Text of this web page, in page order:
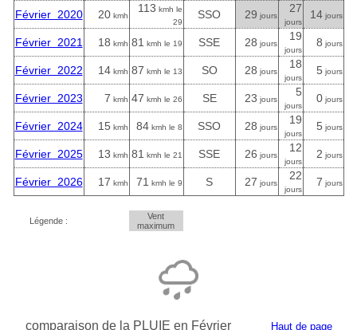
Février 2020 20kmh
113 kmh le
29
SSO 29 jours
27
jours
14jours
Février 2021 18 kmh 81 kmh le 19 SSE 28 jours
19
jours
8 jours
Février 2022 14kmh 87 kmh le 13 SO 28 jours
18
jours
5 jours
Février 2023 7 kmh 47 kmh le 26 SE 23 jours
5
jours
0jours
Février 2024 15 kmh 84kmh le 8 SSO 28 jours
19
jours
5 jours
Février 2025 13 kmh 81 kmh le 21 SSE 26 jours
12
jours
2 jours
Février 2026 17 kmh 71 kmh le 9 S 27 jours
22
jours
7 jours
Légende :
Vent
maximum
comparaison de la PLUIE en Février Haut de page